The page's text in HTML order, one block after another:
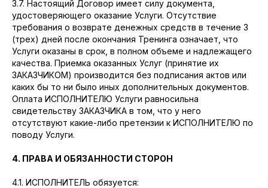
3.7. Настоящий Договор имеет силу документа,
удостоверяющего оказание Услуги. Отсутствие
требования о возврате денежных средств в течение 3
(трех) дней после окончания Тренинга означает, что
Услуги оказаны в срок, в полном объеме и надлежащего
качества. Приемка оказанных Услуг (принятие их
ЗАКАЗЧИКОМ) производится без подписания актов или
каких бы то ни было иных дополнительных документов.
Оплата ИСПОЛНИТЕЛЮ Услуги равносильна
свидетельству ЗАКАЗЧИКА в том, что у него
отсутствуют какие-либо претензии к ИСПОЛНИТЕЛЮ по
поводу Услуги.
4. ПРАВА И ОБЯЗАННОСТИ СТОРОН
4.1. ИСПОЛНИТЕЛЬ обязуется: